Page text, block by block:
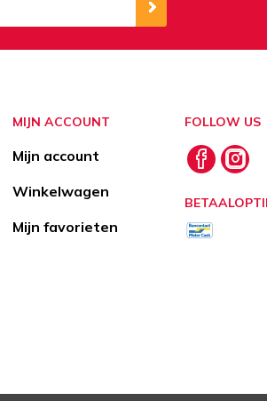
MIJN ACCOUNT
Mijn account
Winkelwagen
Mijn favorieten
FOLLOW US